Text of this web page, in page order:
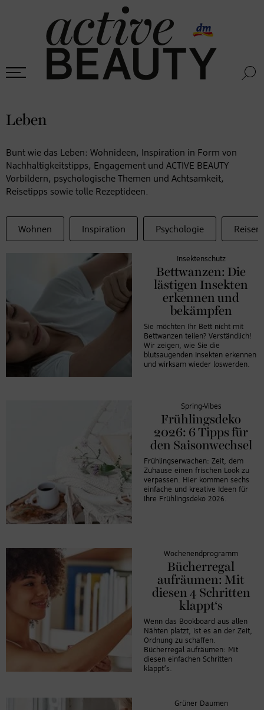
Leben
Bunt wie das Leben: Wohnideen, Inspiration in Form von
Nachhaltigkeitstipps, Engagement und ACTIVE BEAUTY
Vorbildern, psychologische Themen und Achtsamkeit,
Reisetipps sowie tolle Rezeptideen.
Wohnen Inspiration Psychologie Reisen
Insektenschutz
Bettwanzen: Die
lästigen Insekten
erkennen und
bekämpfen
Sie möchten Ihr Bett nicht mit
Bettwanzen teilen? Verständlich!
Wir zeigen, wie Sie die
blutsaugenden Insekten erkennen
und wirksam wieder loswerden.
Spring-Vibes
Frühlingsdeko
2026: 6 Tipps für
den Saisonwechsel
Frühlingserwachen: Zeit, dem
Zuhause einen frischen Look zu
verpassen. Hier kommen sechs
einfache und kreative Ideen für
Ihre Frühlingsdeko 2026.
Wochenendprogramm
Bücherregal
aufräumen: Mit
diesen 4 Schritten
klappt‘s
Wenn das Bookboard aus allen
Nähten platzt, ist es an der Zeit,
Ordnung zu schaffen.
Bücherregal aufräumen: Mit
diesen einfachen Schritten
klappt’s.
Grüner Daumen